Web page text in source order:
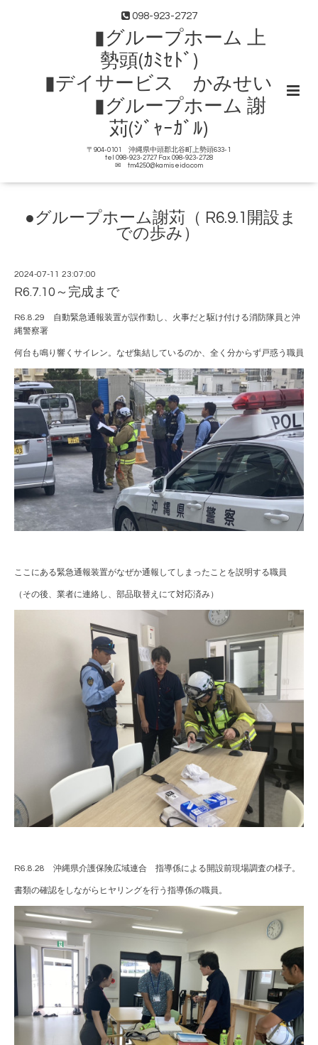
098-923-2727
▮グループホーム 上
勢頭(ｶﾐｾﾄﾞ)
▮デイサービス かみせい
▮グループホーム 謝
苅(ｼﾞｬｰｶﾞﾙ)
〒904-0101 沖縄県中頭郡北谷町上勢頭633-1
tel 098-923-2727 Fax 098-923-2728
✉ tm4250@kamiseido.com
●グループホーム謝苅（ R6.9.1開設ま
での歩み）
2024-07-11 23:07:00
R6.7.10～完成まで
R6.8.29 自動緊急通報装置が誤作動し、火事だと駆け付ける消防隊員と沖
縄警察署
何台も鳴り響くサイレン。なぜ集結しているのか、全く分からず戸惑う職員
ここにある緊急通報装置がなぜか通報してしまったことを説明する職員
（その後、業者に連絡し、部品取替えにて対応済み）
R6.8.28 沖縄県介護保険広域連合 指導係による開設前現場調査の様子。
書類の確認をしながらヒヤリングを行う指導係の職員。